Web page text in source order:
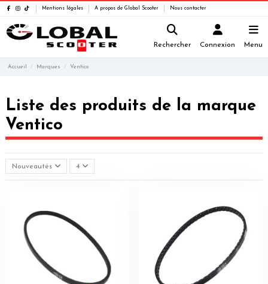
Mentions légales A propos de Global Scooter Nous contacter
Rechercher Connexion Menu
Accueil Marques Ventico
Liste des produits de la marque
Ventico
Nouveautés 4